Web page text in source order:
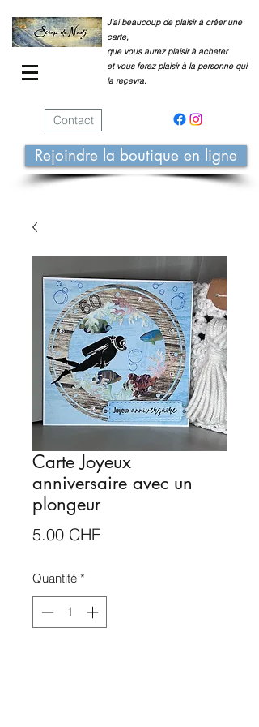
J'ai beaucoup de plaisir à créer une
carte,
que vous aurez plaisir à acheter
et vous ferez plaisir à la personne qui
la reçevra.
Contact
Rejoindre la boutique en ligne
Carte Joyeux
anniversaire avec un
plongeur
5.00 CHFPrix
Quantité *